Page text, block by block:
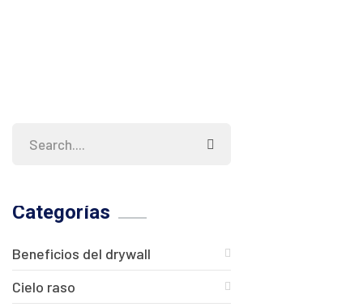
Categorías
Beneficios del drywall
Cielo raso